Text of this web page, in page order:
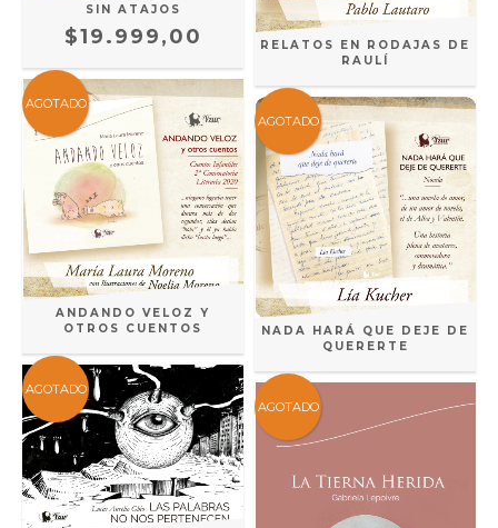
SIN ATAJOS
$19.999,00
RELATOS EN RODAJAS DE
RAULÍ
AGOTADO
ANDANDO VELOZ Y
OTROS CUENTOS
AGOTADO
NADA HARÁ QUE DEJE DE
QUERERTE
AGOTADO
AGOTADO